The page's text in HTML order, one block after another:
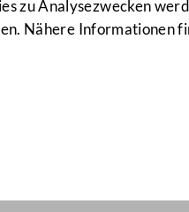
zu Analysezwecken
Nähere Informationen
1995